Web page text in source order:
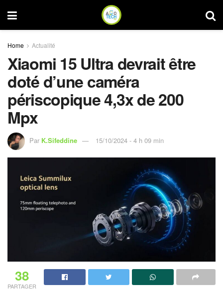
Home Actualité
Xiaomi 15 Ultra devrait être
doté d’une caméra
périscopique 4,3x de 200
Mpx
Par K.Sifeddine 15/10/2024 - 4 h 09 min
38
PARTAGER